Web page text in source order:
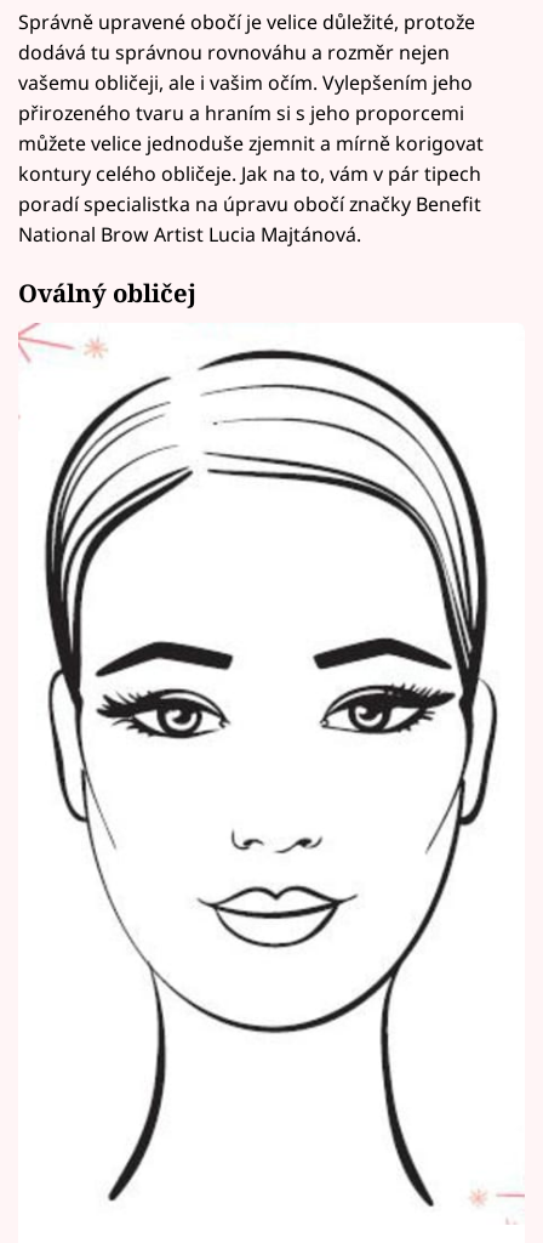
Správně upravené obočí je velice důležité, protože
dodává tu správnou rovnováhu a rozměr nejen
vašemu obličeji, ale i vašim očím. Vylepšením jeho
přirozeného tvaru a hraním si s jeho proporcemi
můžete velice jednoduše zjemnit a mírně korigovat
kontury celého obličeje. Jak na to, vám v pár tipech
poradí specialistka na úpravu obočí značky Benefit
National Brow Artist Lucia Majtánová.
Oválný obličej